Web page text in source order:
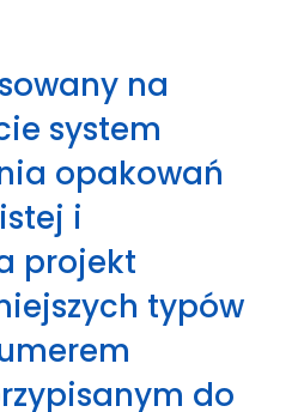
na
system
opakowań
i
projekt
typów
do